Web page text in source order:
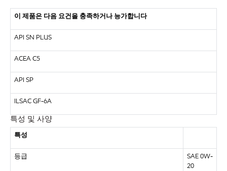
이 제품은 다음 요건을 충족하거나 능가합니다
API SN PLUS
ACEA C5
API SP
ILSAC GF-6A
특성 및 사양
특성
등급
SAE 0W-
20